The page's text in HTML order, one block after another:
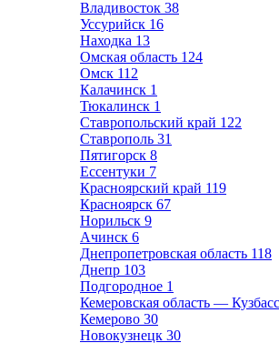
Владивосток 38
Уссурийск 16
Находка 13
Омская область 124
Омск 112
Калачинск 1
Тюкалинск 1
Ставропольский край 122
Ставрополь 31
Пятигорск 8
Ессентуки 7
Красноярский край 119
Красноярск 67
Норильск 9
Ачинск 6
Днепропетровская область 118
Днепр 103
Подгородное 1
Кемеровская область — Кузбасс
Кемерово 30
Новокузнецк 30